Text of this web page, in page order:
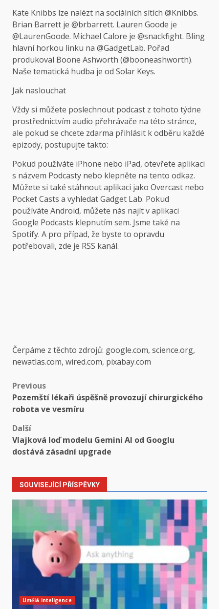
Kate Knibbs lze nalézt na sociálních sítích @Knibbs.
Brian Barrett je @brbarrett. Lauren Goode je
@LaurenGoode. Michael Calore je @snackfight. Bling
hlavní horkou linku na @GadgetLab. Pořad
produkoval Boone Ashworth (@booneashworth).
Naše tematická hudba je od Solar Keys.
Jak naslouchat
Vždy si můžete poslechnout podcast z tohoto týdne
prostřednictvím audio přehrávače na této stránce,
ale pokud se chcete zdarma přihlásit k odběru každé
epizody, postupujte takto:
Pokud používáte iPhone nebo iPad, otevřete aplikaci
s názvem Podcasty nebo klepněte na tento odkaz.
Můžete si také stáhnout aplikaci jako Overcast nebo
Pocket Casts a vyhledat Gadget Lab. Pokud
používáte Android, můžete nás najít v aplikaci
Google Podcasts klepnutím sem. Jsme také na
Spotify. A pro případ, že byste to opravdu
potřebovali, zde je RSS kanál.
Čerpáme z těchto zdrojů: google.com, science.org,
newatlas.com, wired.com, pixabay.com
Post
navigation
Previous
Pozemští lékaři úspěšně provozují chirurgického
robota ve vesmíru
Další
Vlajková loď modelu Gemini AI od Googlu
dostává zásadní upgrade
SOUVISEJÍCÍ PŘÍSPĚVKY
Umělá inteligence